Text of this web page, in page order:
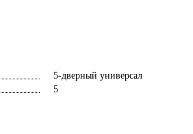
5-дверный универсал
5